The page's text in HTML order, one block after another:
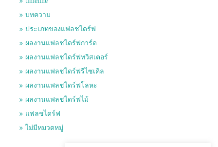
บทความ
ประเภทของแฟลชไดร์ฟ
ผลงานแฟลชไดร์ฟการ์ด
ผลงานแฟลชไดร์ฟทวิสเตอร์
ผลงานแฟลชไดร์ฟรีไซเคิล
ผลงานแฟลชไดร์ฟโลหะ
ผลงานแฟลชไดร์ฟไม้
แฟลชไดร์ฟ
ไม่มีหมวดหมู่